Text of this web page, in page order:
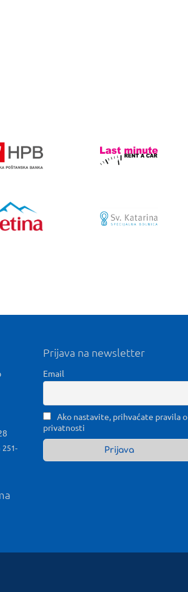
Prijava na newsletter
Email
Ako nastavite, prihvaćate pravila o
privatnosti